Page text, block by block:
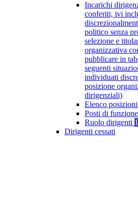
Incarichi
conferiti, ivi
politico senza
selezione e
organizzativa
pubblicare in
seguenti
individuati
posizione
dirigenziali)
Elenco
Posti di
Ruolo dirigenti 1
Dirigenti cessati